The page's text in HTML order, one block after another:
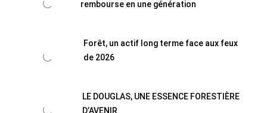
rembourse en une génération
Forêt, un actif long terme face aux feux
de 2026
LE DOUGLAS, UNE ESSENCE FORESTIÈRE
D’AVENIR